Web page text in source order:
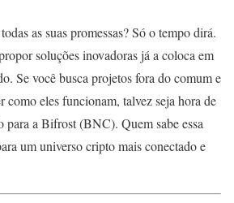
as suas promessas? Só o tempo dirá.
soluções inovadoras já a coloca em
Se você busca projetos fora do comum e
como eles funcionam, talvez seja hora de
para a Bifrost (BNC). Quem sabe essa
um universo cripto mais conectado e